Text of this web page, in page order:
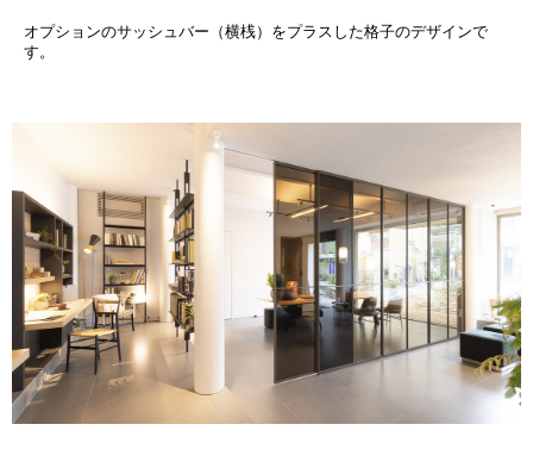
オプションのサッシュバー（横桟）をプラスした格子のデザインで
す。